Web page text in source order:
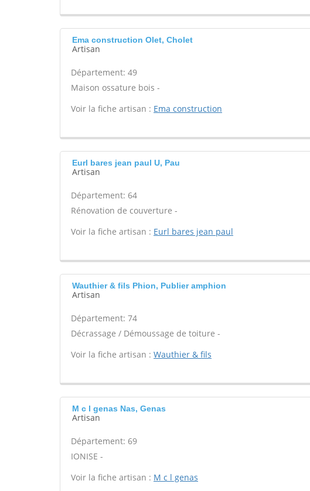
Ema construction Olet, Cholet
Artisan
Département: 49
Maison ossature bois -
Voir la fiche artisan : Ema construction
Eurl bares jean paul U, Pau
Artisan
Département: 64
Rénovation de couverture -
Voir la fiche artisan : Eurl bares jean paul
Wauthier & fils Phion, Publier amphion
Artisan
Département: 74
Décrassage / Démoussage de toiture -
Voir la fiche artisan : Wauthier & fils
M c l genas Nas, Genas
Artisan
Département: 69
IONISE -
Voir la fiche artisan : M c l genas